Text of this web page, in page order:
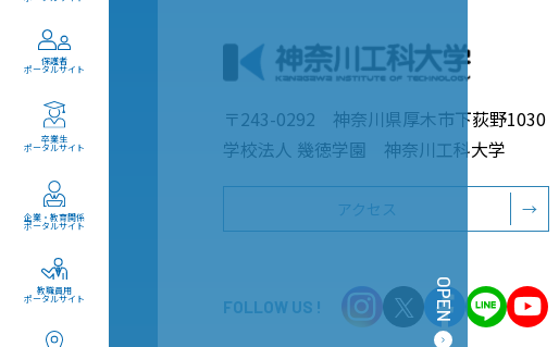
保護者
ポータルサイト
卒業生
ポータルサイト
企業・教育関係
ポータルサイト
教職員用
ポータルサイト OPEN
〒243-0292 神奈川県厚木市下荻野1030
学校法人 幾徳学園 神奈川工科大学
アクセス →
FOLLOW US !